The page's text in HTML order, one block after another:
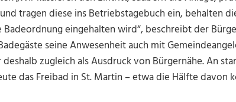
tragen diese ins Betriebstagebuch ein, behalten
eingehalten wird“, beschreibt der
seine Anwesenheit auch mit
zugleich als Ausdruck von Bürgernähe. An
das Freibad in St. Martin – etwa die Hälfte davon